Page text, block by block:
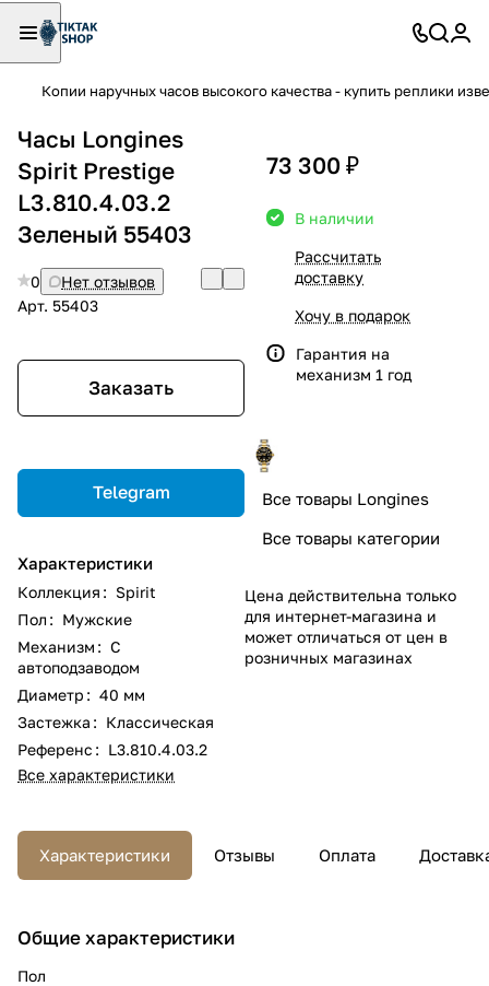
Копии наручных часов высокого качества - купить реплики
Часы Longines
Spirit Prestige
L3.810.4.03.2
Зеленый 55403
0
Нет отзывов
Арт. 55403
Заказать
Telegram
Характеристики
Коллекция : Spirit
Пол : Мужские
Механизм : С
автоподзаводом
Диаметр : 40 мм
Застежка : Классическая
Референс : L3.810.4.03.2
Все характеристики
73 300 ₽
В наличии
Рассчитать
доставку
Хочу в подарок
Гарантия на
механизм 1 год
Все товары Longines
Все товары категории
Цена действительна только
для интернет-магазина и
может отличаться от цен в
розничных магазинах
Характеристики Отзывы Оплата
Общие характеристики
Пол